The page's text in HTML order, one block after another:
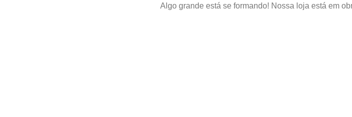
Algo grande está se formando! Nossa loja está em